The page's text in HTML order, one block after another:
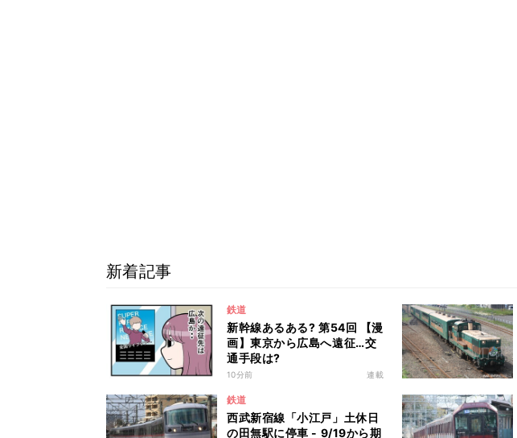
新着記事
鉄道
新幹線あるある? 第54回 【漫
画】東京から広島へ遠征…交
通手段は?
10分前 連載
鉄道
西武新宿線「小江戸」土休日
の田無駅に停車 - 9/19から期